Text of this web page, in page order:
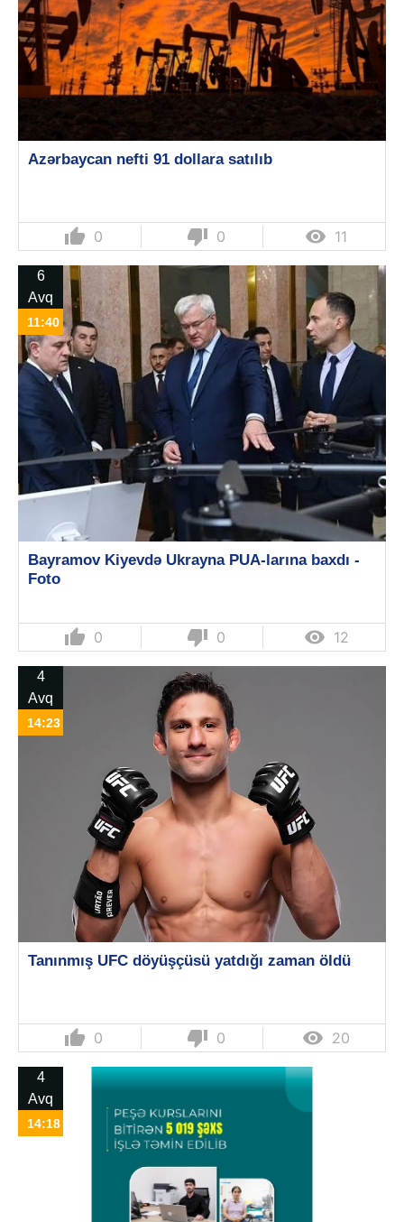
Azərbaycan nefti 91 dollara satılıb
thumb_up 0 thumb_down 0  11
6
Avq
11:40
Bayramov Kiyevdə Ukrayna PUA-larına baxdı -
Foto
thumb_up 0 thumb_down 0  12
4
Avq
14:23
Tanınmış UFC döyüşçüsü yatdığı zaman öldü
thumb_up 0 thumb_down 0  20
4
Avq
14:18